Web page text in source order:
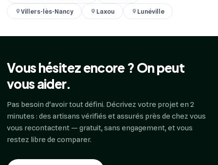
Villers-lès-Nancy
Laxou Lunéville
Vous hésitez encore ? On peut
vous aider.
Pas besoin d'avoir tout défini. Décrivez votre projet en 2
minutes : des artisans vérifiés et assurés près de chez vous
vous recontactent — gratuit, sans engagement, et vous
restez libre de comparer.